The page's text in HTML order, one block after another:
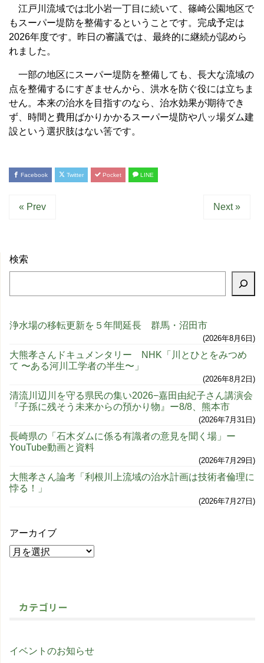
江戸川流域では北小岩一丁目に続いて、篠崎公園地区で
もスーパー堤防を整備するということです。完成予定は
2026年度です。昨日の審議では、最終的に継続が認めら
れました。
一部の地区にスーパー堤防を整備しても、長大な流域の
点を整備するにすぎませんから、洪水を防ぐ役には立ちま
せん。本来の治水を目指すのなら、治水効果が期待でき
ず、時間と費用ばかりかかるスーパー堤防や八ッ場ダム建
設という選択肢はない筈です。
Facebook Twitter Pocket LINE
« Prev Next »
検索
浄水場の移転更新を５年間延長 群馬・沼田市
2026年8月6日
大熊孝さんドキュメンタリー NHK「川とひとをみつめ
て 〜ある河川工学者の半生〜」
2026年8月2日
清流川辺川を守る県民の集い2026−嘉田由紀子さん講演会
『子孫に残そう未来からの預かり物』ー8/8、熊本市
2026年7月31日
長崎県の「石木ダムに係る有識者の意見を聞く場」ー
YouTube動画と資料
2026年7月29日
大熊孝さん論考「利根川上流域の治水計画は技術者倫理に
悖る！」
2026年7月27日
アーカイブ
カテゴリー
イベントのお知らせ